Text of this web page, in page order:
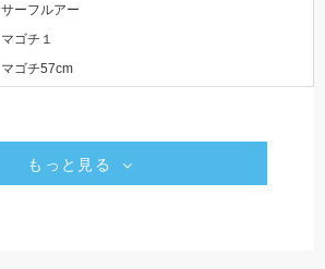
サーフルアー
マゴチ１
マゴチ57cm
もっと見る